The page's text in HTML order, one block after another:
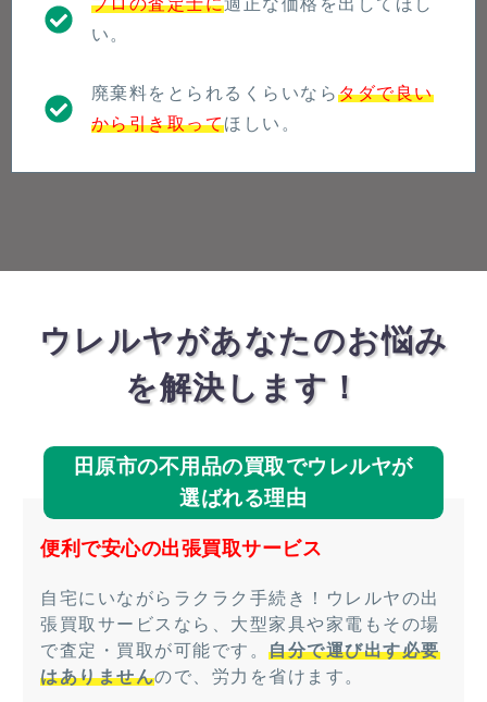
い。
廃棄料をとられるくらいならタダで良い
から引き取ってほしい。
ウレルヤがあなたのお悩み
を解決します！
田原市の不用品の買取でウレルヤが
選ばれる理由
便利で安心の出張買取サービス
自宅にいながらラクラク手続き！ウレルヤの出
張買取サービスなら、大型家具や家電もその場
で査定・買取が可能です。 自分で運び出す必要
はありませんので、労力を省けます。